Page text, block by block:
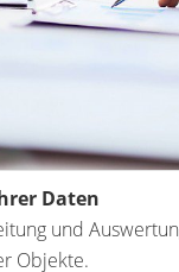
Daten
und
Objekte.